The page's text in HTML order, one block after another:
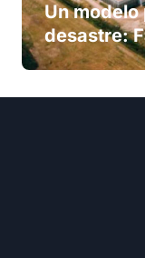
Un modelo
desastre:
cierre